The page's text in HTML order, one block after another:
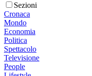
Sezioni
Cronaca
Mondo
Economia
Politica
Spettacolo
Televisione
People